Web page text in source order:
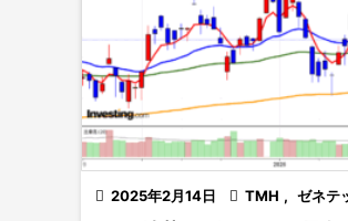
 2025年2月14日  TMH , ゼネテ